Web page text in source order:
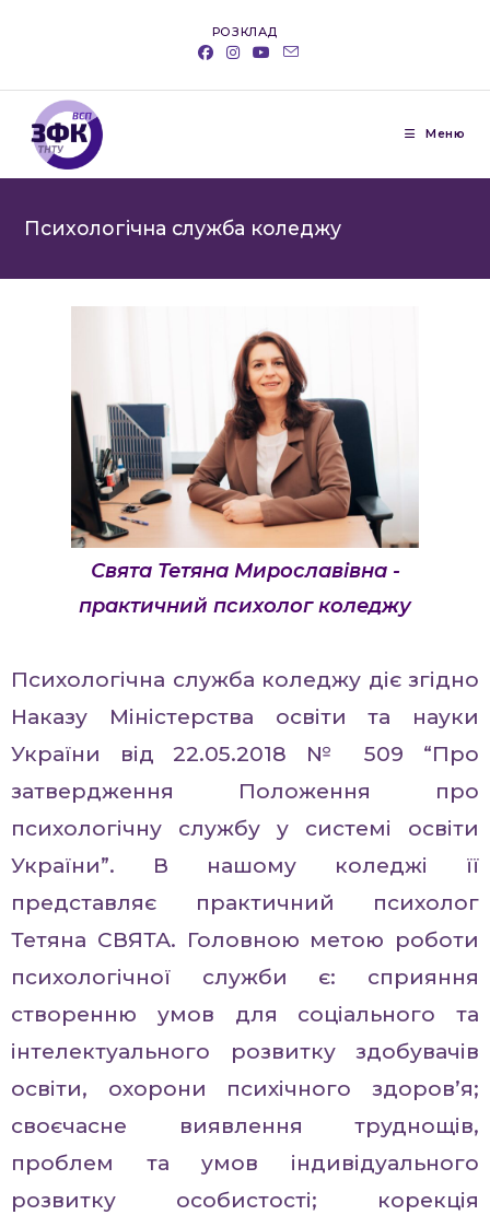
РОЗКЛАД
Меню
Психологічна служба коледжу
Свята Тетяна Мирославівна -
практичний психолог коледжу
Психологічна служба коледжу діє згідно
Наказу Міністерства освіти та науки
України від 22.05.2018 № 509 “Про
затвердження Положення про
психологічну службу у системі освіти
України”. В нашому коледжі її
представляє практичний психолог
Тетяна СВЯТА. Головною метою роботи
психологічної служби є: сприяння
створенню умов для соціального та
інтелектуального розвитку здобувачів
освіти, охорони психічного здоров’я;
своєчасне виявлення труднощів,
проблем та умов індивідуального
розвитку особистості; корекція